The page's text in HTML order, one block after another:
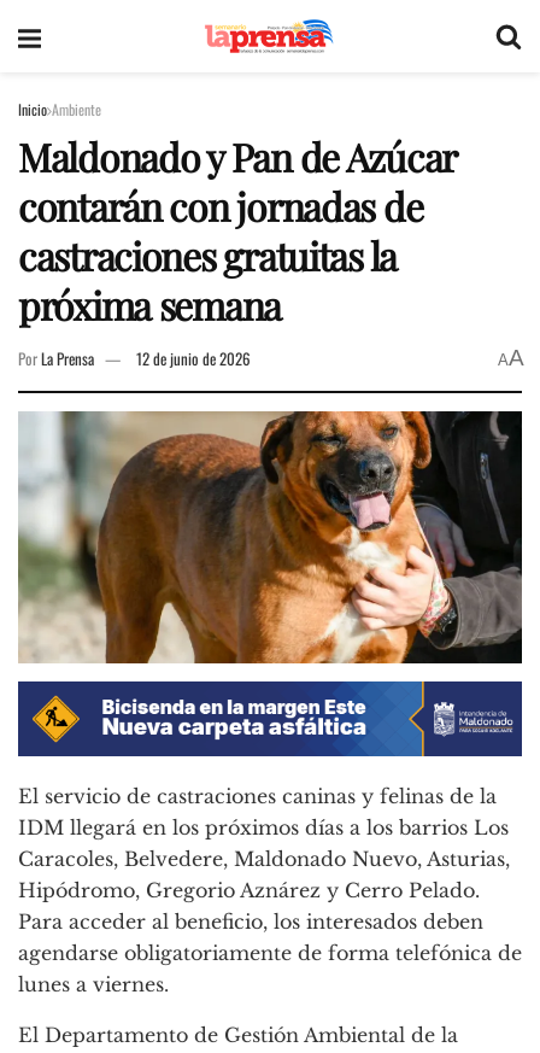
Inicio Ambiente
Maldonado y Pan de Azúcar
contarán con jornadas de
castraciones gratuitas la
próxima semana
PorLa Prensa 12 de junio de 2026 AA
El servicio de castraciones caninas y felinas de la
IDM llegará en los próximos días a los barrios Los
Caracoles, Belvedere, Maldonado Nuevo, Asturias,
Hipódromo, Gregorio Aznárez y Cerro Pelado.
Para acceder al beneficio, los interesados deben
agendarse obligatoriamente de forma telefónica de
lunes a viernes.
El Departamento de Gestión Ambiental de la